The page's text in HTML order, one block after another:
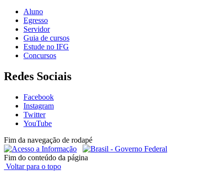
Aluno
Egresso
Servidor
Guia de cursos
Estude no IFG
Concursos
Redes Sociais
Facebook
Instagram
Twitter
YouTube
Fim da navegação de rodapé
Fim do conteúdo da página
Voltar para o topo